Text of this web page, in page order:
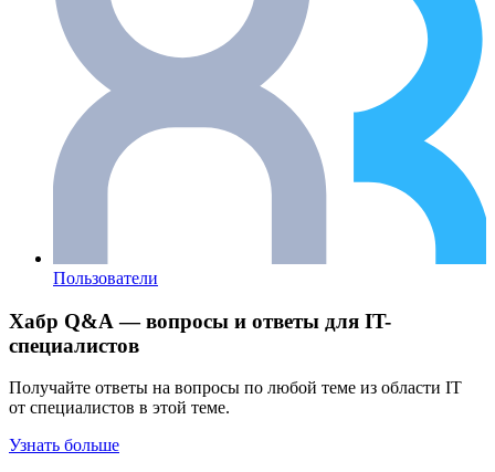
Пользователи
Хабр Q&A — вопросы и ответы для IT-
специалистов
Получайте ответы на вопросы по любой теме из области IT
от специалистов в этой теме.
Узнать больше